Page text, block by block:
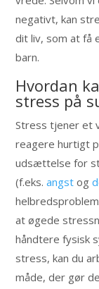
negativt, kan
dit liv, som at få
barn.
Hvordan
stress på
Stress tjener et
reagere hurtigt
udsættelse for
(f.eks. angst og
at øgede
håndtere fysisk
stress, kan du
måde, der gør